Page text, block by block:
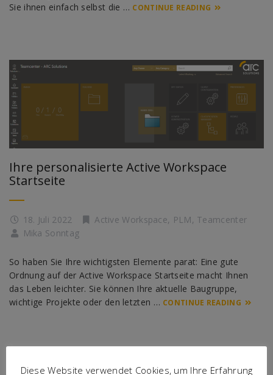
Sie ihnen einfach selbst die … CONTINUE READING
Ihre personalisierte Active Workspace
Startseite
18. Juli 2022 Active Workspace, PLM, Teamcenter
Mika Sonntag
So haben Sie Ihre wichtigsten Elemente parat: Eine gute
Ordnung auf der Active Workspace Startseite macht Ihnen
das Leben leichter. Sie können Ihre aktuelle Baugruppe,
wichtige Projekte oder den letzten … CONTINUE READING
Diese Website verwendet Cookies, um Ihre Erfahrung